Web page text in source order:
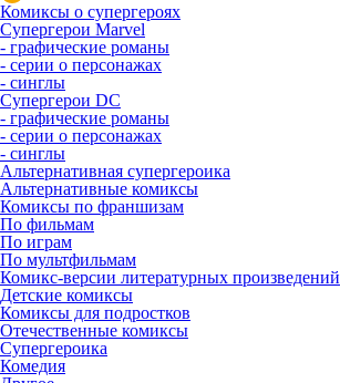
Комиксы о супергероях
Супергерои Marvel
- графические романы
- серии о персонажах
- синглы
Супергерои DC
- графические романы
- серии о персонажах
- синглы
Альтернативная супергероика
Альтернативные комиксы
Комиксы по франшизам
По фильмам
По играм
По мультфильмам
Комикс-версии литературных произведений
Детские комиксы
Комиксы для подростков
Отечественные комиксы
Супергероика
Комедия